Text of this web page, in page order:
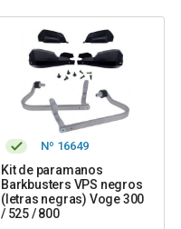
Nº 16649
Kit de paramanos
Barkbusters VPS negros
(letras negras) Voge 300
/ 525 / 800